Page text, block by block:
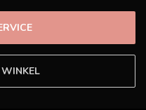
WINKEL